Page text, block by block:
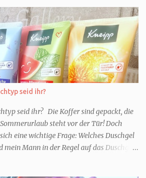
seid ihr?
seid ihr? Die Koffer sind gepackt, die
steht vor der Tür! Doch
eine wichtige Frage: Welches Duschgel
mein Mann in der Regel auf das Duschgel